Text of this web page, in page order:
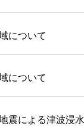
について
について
震による津波浸